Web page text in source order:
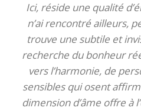
Ici, réside une qualité
n’ai rencontré ailleurs,
trouve une subtile et
recherche du bonheur
vers l’harmonie, de
sensibles qui osent
dimension d’âme offre à